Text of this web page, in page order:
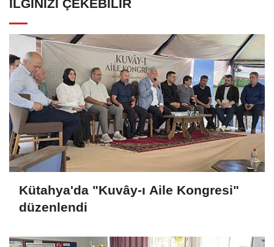
İLGINIZI ÇEKEBILIR
Kütahya'da "Kuvây-ı Aile Kongresi"
düzenlendi